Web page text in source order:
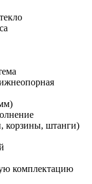
корзины, штанги)
комплектацию